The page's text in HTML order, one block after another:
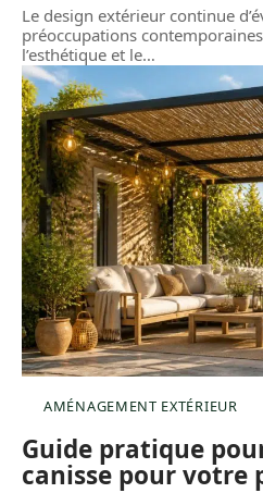
Le design extérieur continue
préoccupations
l’esthétique et le…
AMÉNAGEMENT EXTÉRIEUR
Guide pratique
canisse pour votre